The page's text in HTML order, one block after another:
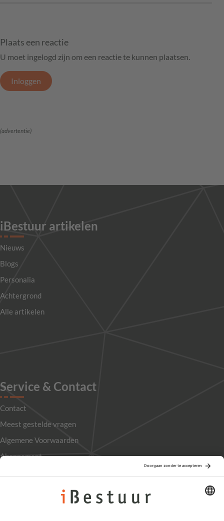
Plaats een reactie
U moet ingelogd zijn om een reactie te kunnen plaatsen.
Inloggen
(advertentie)
iBestuur artikelen
Nieuws
Blogs
Personalia
Achtergrond
Alle artikelen
Service & Contact
Contact
Meest gestelde vragen
Algemene Voorwaarden
Abonnement